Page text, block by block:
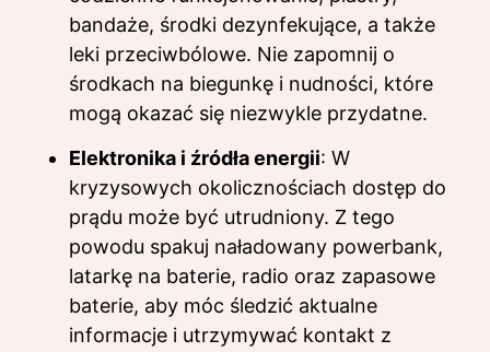
bandaże, środki dezynfekujące, a także
leki przeciwbólowe. Nie zapomnij o
środkach na biegunkę i nudności, które
mogą okazać się niezwykle przydatne.
Elektronika i źródła energii: W
kryzysowych okolicznościach dostęp do
prądu może być utrudniony. Z tego
powodu spakuj naładowany powerbank,
latarkę na baterie, radio oraz zapasowe
baterie, aby móc śledzić aktualne
informacje i utrzymywać kontakt z